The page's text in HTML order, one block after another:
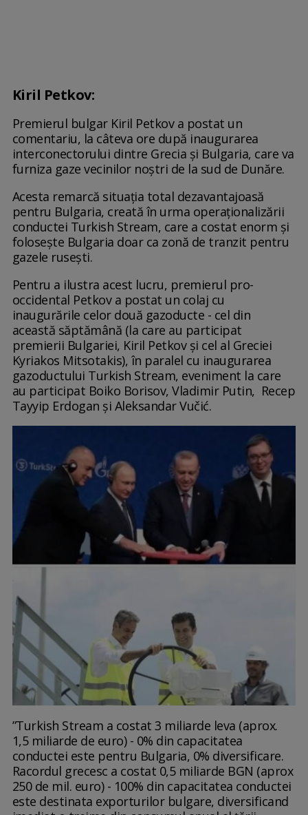
Kiril Petkov:
Premierul bulgar Kiril Petkov a postat un
comentariu, la câteva ore după inaugurarea
interconectorului dintre Grecia și Bulgaria, care va
furniza gaze vecinilor noștri de la sud de Dunăre.
Acesta remarcă situația total dezavantajoasă
pentru Bulgaria, creată în urma operaționalizării
conductei Turkish Stream, care a costat enorm și
folosește Bulgaria doar ca zonă de tranzit pentru
gazele rusești.
Pentru a ilustra acest lucru, premierul pro-
occidental Petkov a postat un colaj cu
inaugurările celor două gazoducte - cel din
această săptămână (la care au participat
premierii Bulgariei, Kiril Petkov și cel al Greciei
Kyriakos Mitsotakis), în paralel cu inaugurarea
gazoductului Turkish Stream, eveniment la care
au participat Boiko Borisov, Vladimir Putin, Recep
Tayyip Erdogan și Aleksandar Vučić.
”Turkish Stream a costat 3 miliarde leva (aprox.
1,5 miliarde de euro) - 0% din capacitatea
conductei este pentru Bulgaria, 0% diversificare.
Racordul grecesc a costat 0,5 miliarde BGN (aprox
250 de mil. euro) - 100% din capacitatea conductei
este destinata exporturilor bulgare, diversificand